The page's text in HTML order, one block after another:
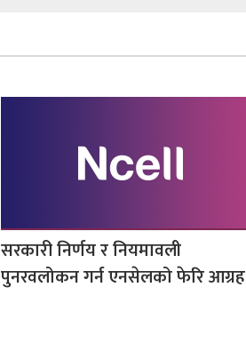
सरकारी निर्णय र नियमावली
पुनरवलोकन गर्न एनसेलको फेरि आग्रह